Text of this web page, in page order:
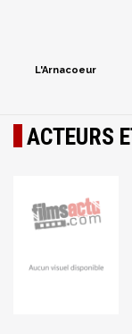
L'Arnacoeur
ACTEURS